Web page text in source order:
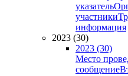
указатель
участники
информация
2023 (30)
2023 (30)
Место
сообщение